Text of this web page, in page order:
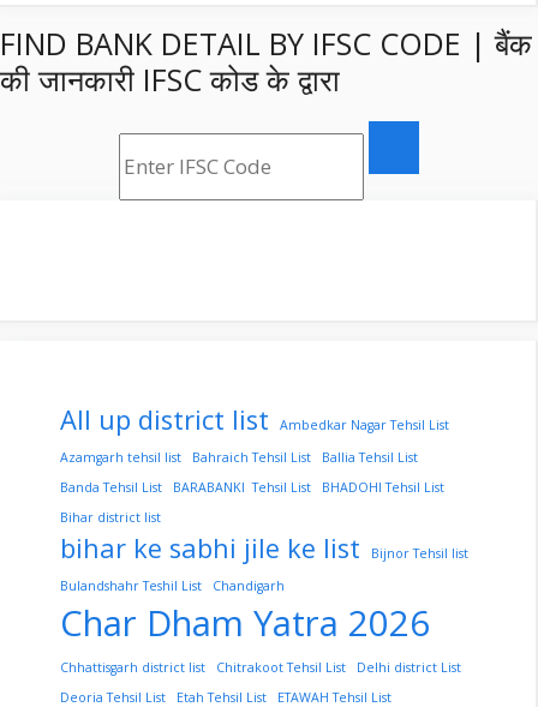
FIND BANK DETAIL BY IFSC CODE | बैंक
की जानकारी IFSC कोड के द्वारा
All up district list
Ambedkar Nagar Tehsil List
Azamgarh tehsil list
Bahraich Tehsil List
Ballia Tehsil List
Banda Tehsil List
BARABANKI Tehsil List
BHADOHI Tehsil List
Bihar district list
bihar ke sabhi jile ke list
Bijnor Tehsil list
Bulandshahr Teshil List
Chandigarh
Char Dham Yatra 2026
Chhattisgarh district list Chitrakoot Tehsil List
Delhi district List
Deoria Tehsil List
Etah Tehsil List
ETAWAH Tehsil List